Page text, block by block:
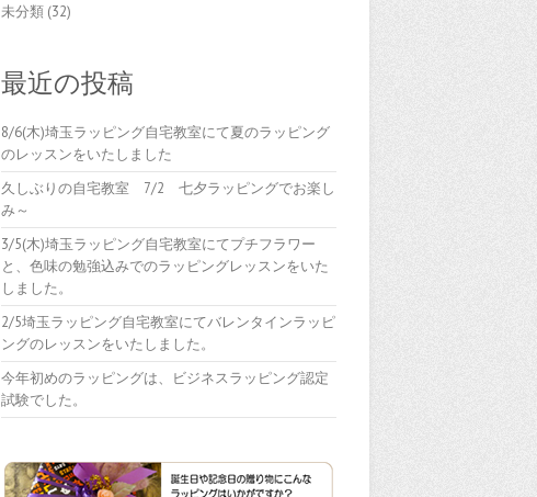
未分類(32)
最近の投稿
8/6(木)埼玉ラッピング自宅教室にて夏のラッピング
のレッスンをいたしました
久しぶりの自宅教室 7/2 七夕ラッピングでお楽し
み～
3/5(木)埼玉ラッピング自宅教室にてプチフラワー
と、色味の勉強込みでのラッピングレッスンをいた
しました。
2/5埼玉ラッピング自宅教室にてバレンタインラッピ
ングのレッスンをいたしました。
今年初めのラッピングは、ビジネスラッピング認定
試験でした。